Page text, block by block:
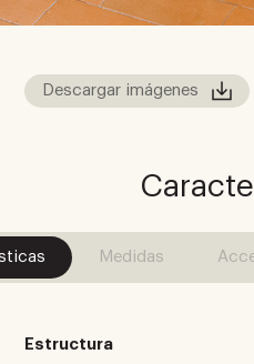
Descargar imágenes
Medidas
Estructura